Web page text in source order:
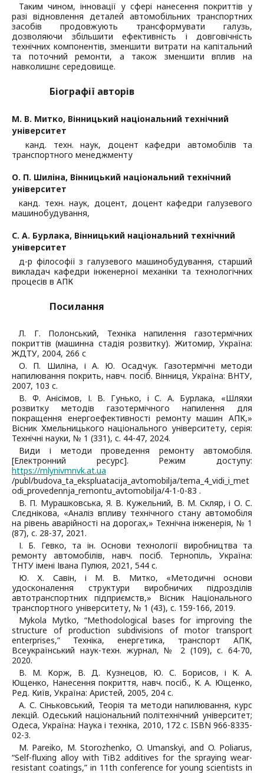
Таким чином, інновації у сфері нанесення покриттів у
разі відновлення деталей автомобільних транспортних
засобів продовжують трансформувати галузь,
дозволяючи збільшити ефективність і довговічність
технічних компонентів, зменшити витрати на капітальний
та поточний ремонти, а також зменшити вплив на
навколишнє середовище.
Біографії авторів
М. В. Митко, Вінницький національний технічний
університет
канд. техн. наук, доцент кафедри автомобілів та
транспортного менеджменту
О. П. Шиліна, Вінницький національний технічний
університет
канд. техн. наук, доцент, доцент кафедри галузевого
машинобудування,
С. А. Бурлака, Вінницький національний технічний
університет
д-р філософії з галузевого машинобудування, старший
викладач кафедри інженерної механіки та технологічних
процесів в АПК
Посилання
Л. Г. Полонський, Техніка напилення газотермічних
покриттів (машинна стадія розвитку). Житомир, Україна:
ЖДТУ, 2004, 266 с
О. П. Шиліна, і А. Ю. Осадчук. Газотермічні методи
напилювання покрить, навч. посіб. Вінниця, Україна: ВНТУ,
2007, 103 с.
В. Ф. Анісімов, І. В. Гунько, і С. А. Бурлака, «Шляхи
розвитку методів газотермічного напилення для
покращення енергоефективності ремонту машин АПК,»
Вісник Хмельницького національного університету, серія:
Технічні науки, № 1 (331), с. 44-47, 2024.
Види і методи проведення ремонту автомобіля.
[Електронний ресурс]. Режим доступу:
https://mlynivmnvk.at.ua
/publ/budova_ta_ekspluatacija_avtomobilja/tema_4_vidi_i_met
odi_provedennja_remontu_avtomobilja/4-1-0-83 .
В. П. Мурашковська, Я. В. Кужельний, В. М. Скляр, і О. С.
Слєднікова, «Аналіз впливу технічного стану автомобіля
на рівень аварійності на дорогах,» Технічна інженерія, № 1
(87), с. 28-37, 2021.
І. Б. Гевко, та ін. Основи технології виробництва та
ремонту автомобілів, навч. посіб. Тернопіль, Україна:
ТНТУ імені Івана Пулюя, 2021, 544 с.
Ю. Х. Савін, і М. В. Митко, «Методичні основи
удосконалення структури виробничих підрозділів
автотранспортних підприємств,» Вісник Національного
транспортного університету, № 1 (43), с. 159-166, 2019.
Mykola Mytko, “Мethodological bases for improving the
structure of production subdivisions of motor transport
enterprises,” Техніка, енергетика, транспорт АПК,
Всеукраїнський наук-техн. журнал, № 2 (109), с. 64-70,
2020.
В. М. Корж, В. Д. Кузнецов, Ю. С. Борисов, і К. А.
Ющенко, Нанесення покриття, навч. посіб., К. А. Ющенко,
Ред. Київ, Україна: Аристей, 2005, 204 с.
А. С. Сіньковський, Теорія та методи напилювання, курс
лекцій. Одеський національний політехнічний університет;
Одеса, Україна: Наука і техніка, 2010, 172 с. ISBN 966-8335-
02-3.
M. Pareiko, M. Storozhenko, O. Umanskyi, and O. Poliarus,
“Self-fluxing alloy with TiB2 additives for the spraying wear-
resistant coatings,” in 11th conference for young scientists in